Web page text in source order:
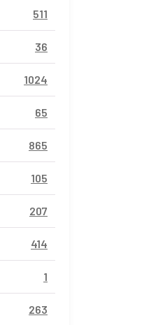
511
36
1024
65
865
105
207
414
1
263